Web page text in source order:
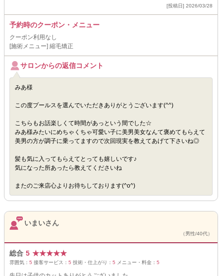
[投稿日] 2026/03/28
予約時のクーポン・メニュー
クーポン利用なし
[施術メニュー] 縮毛矯正
サロンからの返信コメント
みあ様
この度プールスを選んでいただきありがとうございます(^^)
こちらもお話楽しくて時間があっという間でした☆
みあ様みたいにめちゃくちゃ可愛い子に美男美女なんて褒めてもらえて
美男の方が調子に乗ってますので次回現実を教えてあげて下さいね◎
髪も気に入ってもらえてとっても嬉しいです♪
気になった所あったら教えてくださいね
またのご来店心よりお待ちしております(^o^)
いまいさん
（男性/40代）
総合 5 ★★★★★
雰囲気： 5 接客サービス： 5 技術・仕上がり： 5 メニュー・料金： 5